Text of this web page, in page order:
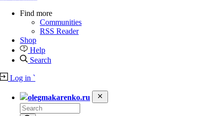
Find more
Communities
RSS Reader
Shop
Help
Search
Log in `
olegmakarenko.ru